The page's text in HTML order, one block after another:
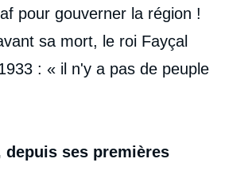
pour gouverner la région !
sa mort, le roi Fayçal
: « il n'y a pas de peuple
depuis ses premières